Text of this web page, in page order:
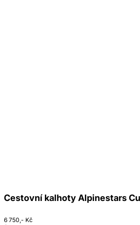
Cestovní kalhoty Alpinestars
6 750,- Kč